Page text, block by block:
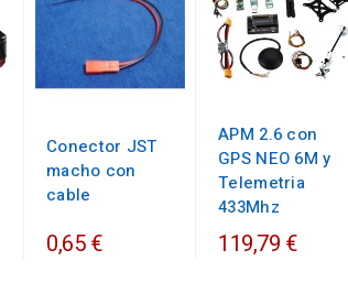
Conector JST
macho con
cable
0,65 €
APM 2.6 con
GPS NEO 6M y
Telemetria
433Mhz
119,79 €